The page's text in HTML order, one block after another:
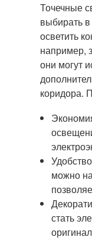
Точечные
выбирать в
осветить
например,
они могут
коридора.
можно
стать